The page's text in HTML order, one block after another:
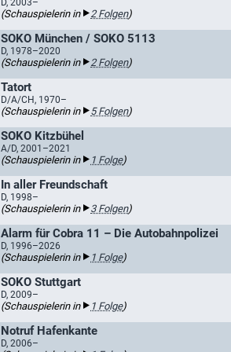
D, 2003–
(Schauspielerin in 2 Folgen)
SOKO München / SOKO 5113
D, 1978–2020
(Schauspielerin in 2 Folgen)
Tatort
D/A/CH, 1970–
(Schauspielerin in 5 Folgen)
SOKO Kitzbühel
A/D, 2001–2021
(Schauspielerin in 1 Folge)
In aller Freundschaft
D, 1998–
(Schauspielerin in 3 Folgen)
Alarm für Cobra 11 – Die Autobahnpolizei
D, 1996–2026
(Schauspielerin in 1 Folge)
SOKO Stuttgart
D, 2009–
(Schauspielerin in 1 Folge)
Notruf Hafenkante
D, 2006–